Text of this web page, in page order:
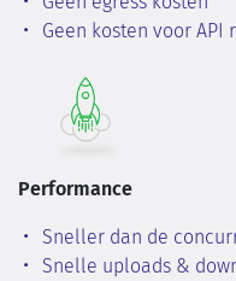
Geen kosten voor API
Performance
Sneller dan de
Snelle uploads &